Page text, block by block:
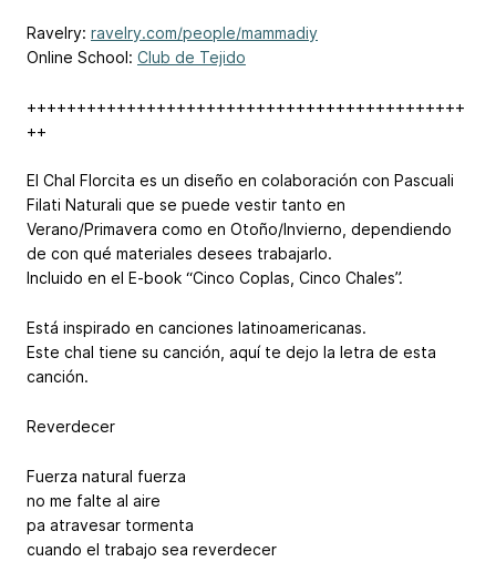
Ravelry: ravelry.com/people/mammadiy
Online School: Club de Tejido
++++++++++++++++++++++++++++++++++++++++++++
++
El Chal Florcita es un diseño en colaboración con Pascuali
Filati Naturali que se puede vestir tanto en
Verano/Primavera como en Otoño/Invierno, dependiendo
de con qué materiales desees trabajarlo.
Incluido en el E-book “Cinco Coplas, Cinco Chales”.
Está inspirado en canciones latinoamericanas.
Este chal tiene su canción, aquí te dejo la letra de esta
canción.
Reverdecer
Fuerza natural fuerza
no me falte al aire
pa atravesar tormenta
cuando el trabajo sea reverdecer